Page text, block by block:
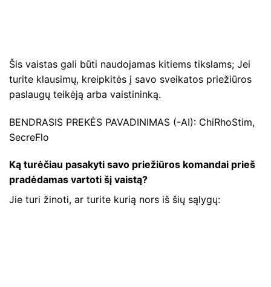
Šis vaistas gali būti naudojamas kitiems tikslams; Jei
turite klausimų, kreipkitės į savo sveikatos priežiūros
paslaugų teikėją arba vaistininką.
BENDRASIS PREKĖS PAVADINIMAS (-AI): ChiRhoStim,
SecreFlo
Ką turėčiau pasakyti savo priežiūros komandai prieš
pradėdamas vartoti šį vaistą?
Jie turi žinoti, ar turite kurią nors iš šių sąlygų: